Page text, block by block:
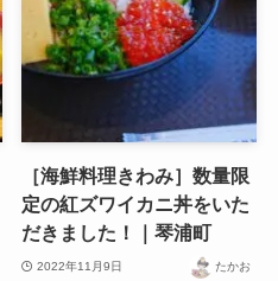
［海鮮料理きわみ］数量限
定の紅ズワイカニ丼をいた
だきました！｜琴浦町
2022年11月9日 たかお